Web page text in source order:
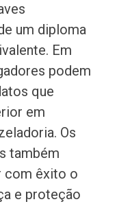
um diploma
Em
podem
que
em
Os
também
com êxito o
e proteção